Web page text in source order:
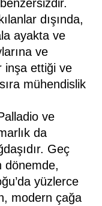
dışında,
ayakta ve
ve
inşa ettiği ve
mühendislik
ve
da
Geç
dönemde,
yüzlerce
modern çağa